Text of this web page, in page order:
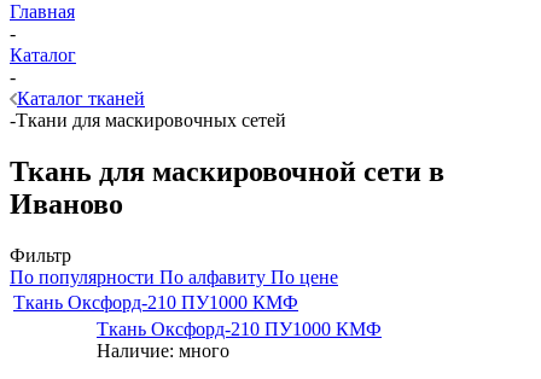
Главная
-
Каталог
-
Каталог тканей
-Ткани для маскировочных сетей
Ткань для маскировочной сети в
Иваново
Фильтр
По популярности По алфавиту По цене
Ткань Оксфорд-210 ПУ1000 КМФ
Ткань Оксфорд-210 ПУ1000 КМФ
Наличие: много